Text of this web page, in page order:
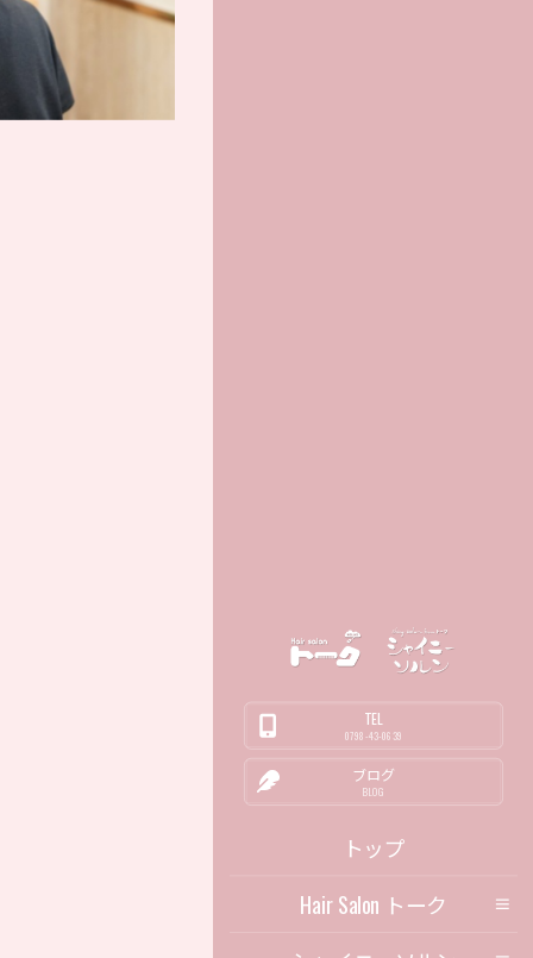
TEL
0798-43-0639
ブログ
BLOG
トップ
Hair Salon トーク